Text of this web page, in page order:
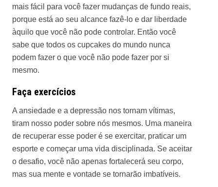
mais fácil para você fazer mudanças de fundo reais,
porque está ao seu alcance fazê-lo e dar liberdade
àquilo que você não pode controlar. Então você
sabe que todos os cupcakes do mundo nunca
podem fazer o que você não pode fazer por si
mesmo.
Faça exercícios
A ansiedade e a depressão nos tornam vítimas,
tiram nosso poder sobre nós mesmos. Uma maneira
de recuperar esse poder é se exercitar, praticar um
esporte e começar uma vida disciplinada. Se aceitar
o desafio, você não apenas fortalecerá seu corpo,
mas sua mente e vontade se tornarão imbatíveis.